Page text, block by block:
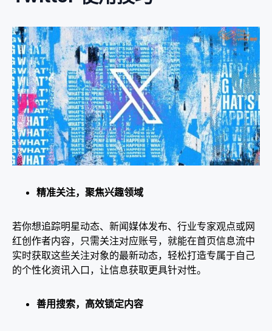
精准关注，聚焦兴趣领域​
若你想追踪明星动态、新闻媒体发布、行业专家观点或网
红创作者内容，只需关注对应账号，就能在首页信息流中
实时获取这些关注对象的最新动态，轻松打造专属于自己
的个性化资讯入口，让信息获取更具针对性。​
善用搜索，高效锁定内容​